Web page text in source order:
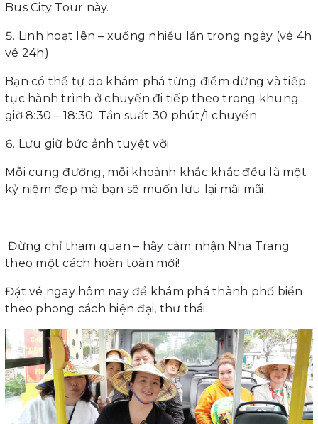
Bus City Tour này.
Linh hoạt lên – xuống nhiều lần trong ngày (vé 4h
vé 24h)
Bạn có thể tự do khám phá từng điểm dừng và tiếp
tục hành trình ở chuyến đi tiếp theo trong khung
giờ 8:30 – 18:30. Tần suất 30 phút/1 chuyến
Lưu giữ bức ảnh tuyệt vời
Mỗi cung đường, mỗi khoảnh khắc khắc đều là một
kỷ niệm đẹp mà bạn sẽ muốn lưu lại mãi mãi.
Đừng chỉ tham quan – hãy cảm nhận Nha Trang
theo một cách hoàn toàn mới!
Đặt vé ngay hôm nay để khám phá thành phố biển
theo phong cách hiện đại, thư thái.